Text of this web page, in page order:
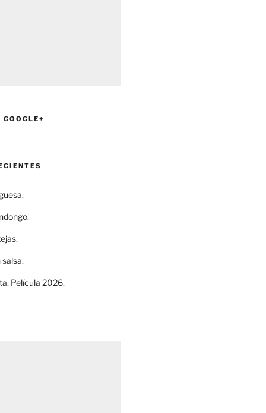
GOOGLE+
Película 2026.